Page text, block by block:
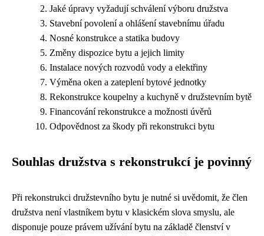
Jaké úpravy vyžadují schválení výboru družstva
Stavební povolení a ohlášení stavebnímu úřadu
Nosné konstrukce a statika budovy
Změny dispozice bytu a jejich limity
Instalace nových rozvodů vody a elektřiny
Výměna oken a zateplení bytové jednotky
Rekonstrukce koupelny a kuchyně v družstevním bytě
Financování rekonstrukce a možnosti úvěrů
Odpovědnost za škody při rekonstrukci bytu
Souhlas družstva s rekonstrukcí je povinný
Při rekonstrukci družstevního bytu je nutné si uvědomit, že člen
družstva není vlastníkem bytu v klasickém slova smyslu, ale
disponuje pouze právem užívání bytu na základě členství v